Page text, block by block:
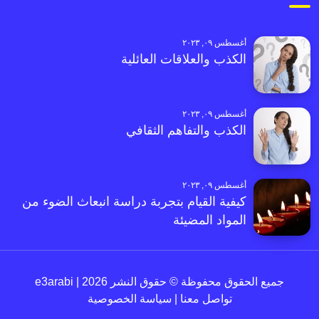
أغسطس ٠٩, ٢٠٢٣
الكذب والعلاقات العائلية
أغسطس ٠٩, ٢٠٢٣
الكذب والتفاهم الثقافي
أغسطس ٠٩, ٢٠٢٣
كيفية القيام بتجربة دراسة انبعاث الضوء من
المواد المضيئة
جميع الحقوق محفوظة © حقوق النشر 2026 | e3arabi
تواصل معنا
سياسة الخصوصية